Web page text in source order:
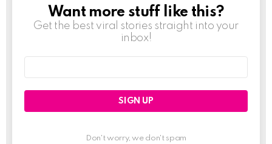
NEWSLETTER
Want more stuff like this?
Get the best viral stories straight into your
inbox!
Don't worry, we don't spam